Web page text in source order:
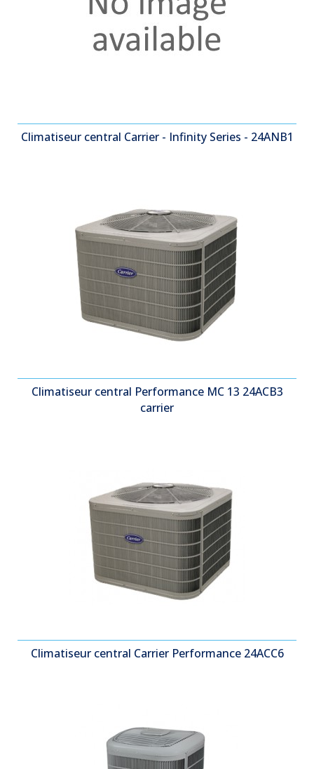
Climatiseur central Carrier - Infinity Series - 24ANB1
Climatiseur central Performance MC 13 24ACB3
carrier
Climatiseur central Carrier Performance 24ACC6